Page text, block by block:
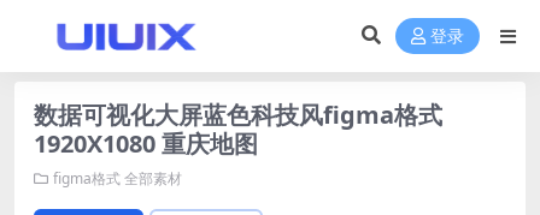
登录
数据可视化大屏蓝色科技风figma格式
1920X1080 重庆地图
figma格式全部素材